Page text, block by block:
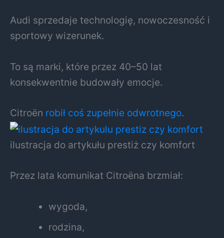
Audi sprzedaje technologię, nowoczesność i
sportowy wizerunek.
To są marki, które przez 40–50 lat
konsekwentnie budowały emocje.
Citroën robił coś zupełnie odwrotnego.
ilustracja do artykułu prestiż czy komfort
Przez lata komunikat Citroëna brzmiał:
wygoda,
rodzina,